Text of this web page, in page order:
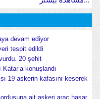
devam ediyor
tespit edildi
20 şehit
konuşlandı
19 askerin kafasını keserek
ait askeri araç hasar